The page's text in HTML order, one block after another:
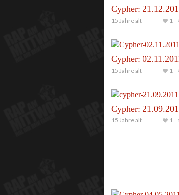
Cypher:
15 Jahre alt 1
Cypher:
15 Jahre alt 1
Cypher:
15 Jahre alt 1